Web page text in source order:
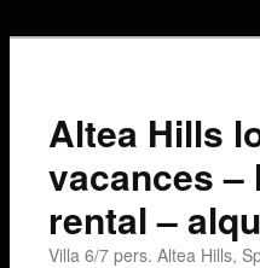
Altea Hills
vacances –
rental –
Villa 6/7 pers. Altea Hills,